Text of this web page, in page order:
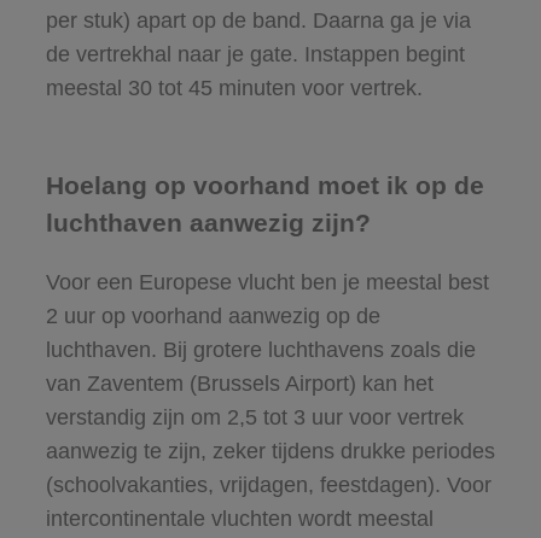
per stuk) apart op de band. Daarna ga je via
de vertrekhal naar je gate. Instappen begint
meestal 30 tot 45 minuten voor vertrek.
Hoelang op voorhand moet ik op de
luchthaven aanwezig zijn?
Voor een Europese vlucht ben je meestal best
2 uur op voorhand aanwezig op de
luchthaven. Bij grotere luchthavens zoals die
van Zaventem (Brussels Airport) kan het
verstandig zijn om 2,5 tot 3 uur voor vertrek
aanwezig te zijn, zeker tijdens drukke periodes
(schoolvakanties, vrijdagen, feestdagen). Voor
intercontinentale vluchten wordt meestal